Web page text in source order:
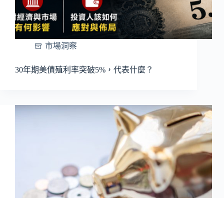
市場洞察
30年期美債殖利率突破5%，代表什麼？